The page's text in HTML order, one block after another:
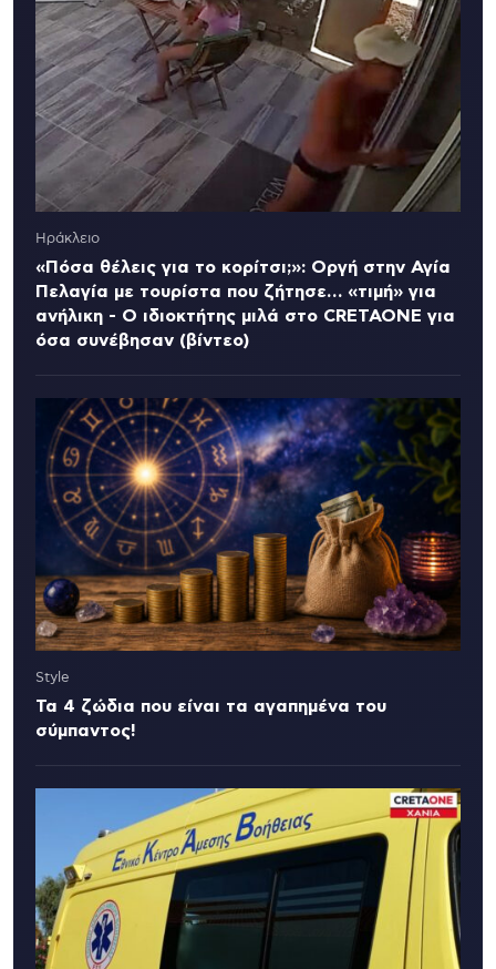
Ηράκλειο
«Πόσα θέλεις για το κορίτσι;»: Οργή στην Αγία
Πελαγία με τουρίστα που ζήτησε… «τιμή» για
ανήλικη - Ο ιδιοκτήτης μιλά στο CRETAONE για
όσα συνέβησαν (βίντεο)
Style
Τα 4 ζώδια που είναι τα αγαπημένα του
σύμπαντος!